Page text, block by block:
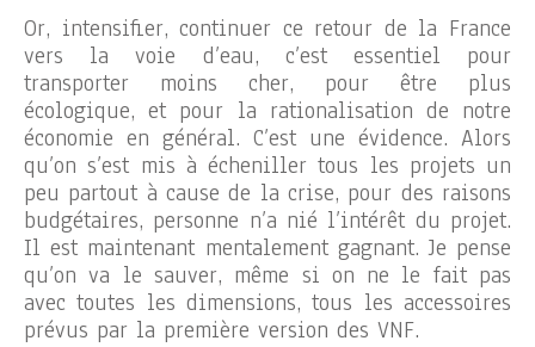
Or, intensifier, continuer ce retour de la France
vers la voie d’eau, c’est essentiel pour
transporter moins cher, pour être plus
écologique, et pour la rationalisation de notre
économie en général. C’est une évidence. Alors
qu’on s’est mis à écheniller tous les projets un
peu partout à cause de la crise, pour des raisons
budgétaires, personne n’a nié l’intérêt du projet.
Il est maintenant mentalement gagnant. Je pense
qu’on va le sauver, même si on ne le fait pas
avec toutes les dimensions, tous les accessoires
prévus par la première version des VNF.